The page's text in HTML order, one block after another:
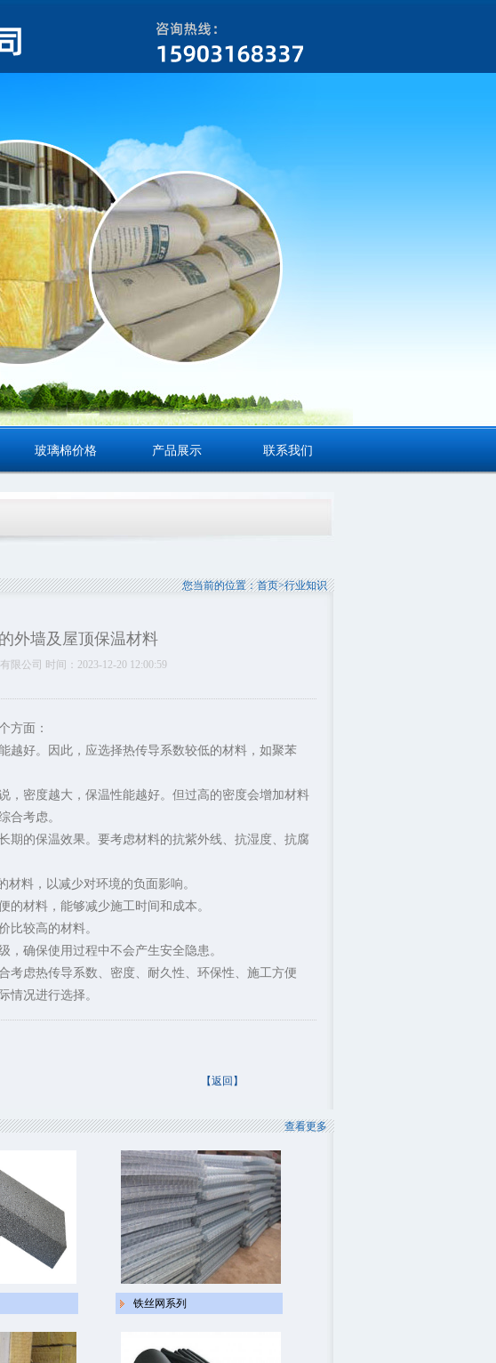
玻璃棉价格 产品展示 联系我们
您当前的位置：首页>行业知识
外墙及屋顶保温材料
限公司 时间：2023-12-20 12:00:59
方面：
越好。因此，应选择热传导系数较低的材料，如聚苯
，密度越大，保温性能越好。但过高的密度会增加材料
合考虑。
期的保温效果。要考虑材料的抗紫外线、抗湿度、抗腐
料，以减少对环境的负面影响。
材料，能够减少施工时间和成本。
比较高的材料。
确保使用过程中不会产生安全隐患。
考虑热传导系数、密度、耐久性、环保性、施工方便
情况进行选择。
【返回】
查看更多
铁丝网系列